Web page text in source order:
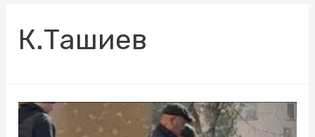
К.Ташиев